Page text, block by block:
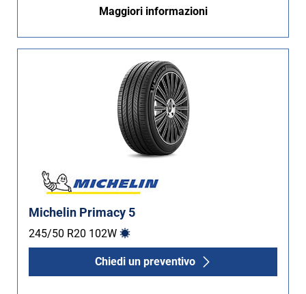
Maggiori informazioni
Michelin Primacy 5
245/50 R20 102W
Chiedi un preventivo